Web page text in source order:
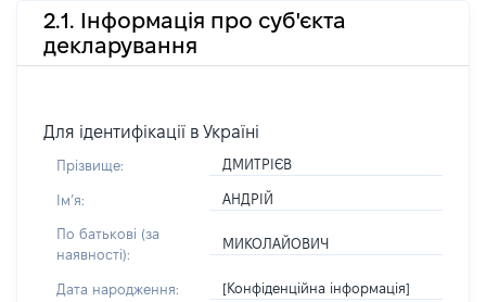
2.1. Інформація про суб'єкта
декларування
Для ідентифікації в Україні
Прізвище: ДМИТРІЄВ
Імʼя: АНДРІЙ
По батькові (за
наявності):
МИКОЛАЙОВИЧ
Дата народження: [Конфіденційна інформація]